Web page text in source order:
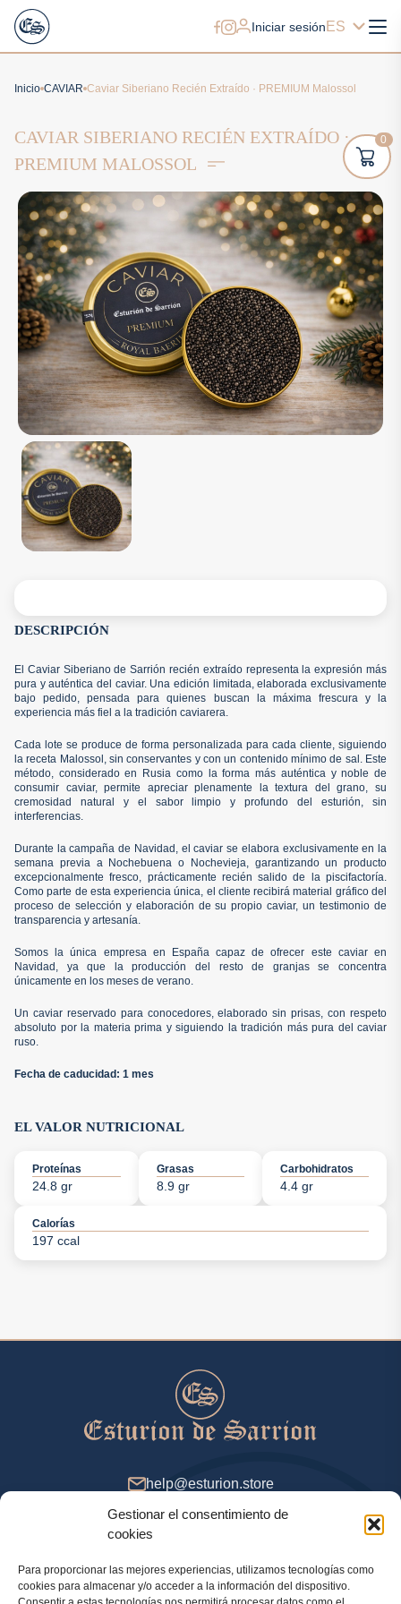
Gestionar el consentimiento de
cookies
Para proporcionar las mejores experiencias, utilizamos tecnologías como
cookies para almacenar y/o acceder a la información del dispositivo.
Iniciar sesión ES
Inicio CAVIAR Caviar Siberiano Recién Extraído · PREMIUM Malossol
CAVIAR SIBERIANO RECIÉN EXTRAÍDO ·
PREMIUM MALOSSOL
DESCRIPCIÓN
El Caviar Siberiano de Sarrión recién extraído representa la expresión más
pura y auténtica del caviar. Una edición limitada, elaborada exclusivamente
bajo pedido, pensada para quienes buscan la máxima frescura y la
experiencia más fiel a la tradición caviarera.
Cada lote se produce de forma personalizada para cada cliente, siguiendo
la receta Malossol, sin conservantes y con un contenido mínimo de sal. Este
método, considerado en Rusia como la forma más auténtica y noble de
consumir caviar, permite apreciar plenamente la textura del grano, su
cremosidad natural y el sabor limpio y profundo del esturión, sin
interferencias.
Durante la campaña de Navidad, el caviar se elabora exclusivamente en la
semana previa a Nochebuena o Nochevieja, garantizando un producto
excepcionalmente fresco, prácticamente recién salido de la piscifactoría.
Como parte de esta experiencia única, el cliente recibirá material gráfico del
proceso de selección y elaboración de su propio caviar, un testimonio de
transparencia y artesanía.
Somos la única empresa en España capaz de ofrecer este caviar en
Navidad, ya que la producción del resto de granjas se concentra
únicamente en los meses de verano.
Un caviar reservado para conocedores, elaborado sin prisas, con respeto
absoluto por la materia prima y siguiendo la tradición más pura del caviar
ruso.
Fecha de caducidad: 1 mes
EL VALOR NUTRICIONAL
Proteínas
24.8 gr
Grasas
8.9 gr
Carbohidratos
4.4 gr
Calorías
197 ccal
help@esturion.store
De 9 a 18 (GMT+2), días de entresemana
Método de pago
0